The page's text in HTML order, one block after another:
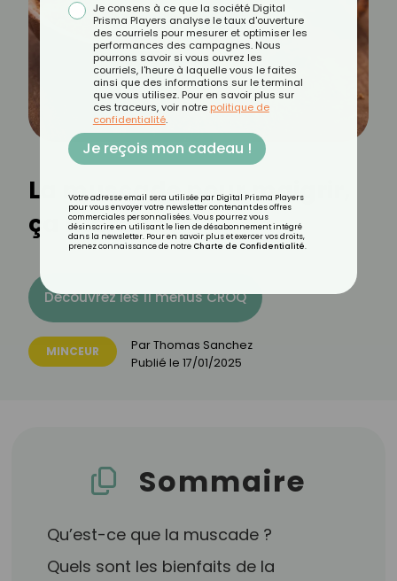
La muscade pour maigrir,
ça marche ?
Découvrez les 11 menus CROQ
MINCEUR ParThomas Sanchez
Publié le 17/01/2025
Sommaire
Qu’est-ce que la muscade ?
Quels sont les bienfaits de la
Je consens à ce que la société Digital
Prisma Players analyse le taux d'ouverture
des courriels pour mesurer et optimiser les
performances des campagnes. Nous
pourrons savoir si vous ouvrez les
courriels, l'heure à laquelle vous le faites
ainsi que des informations sur le terminal
que vous utilisez. Pour en savoir plus sur
ces traceurs, voir notre politique de
confidentialité.
Je reçois mon cadeau !
Votre adresse email sera utilisée par Digital Prisma Players
pour vous envoyer votre newsletter contenant des offres
commerciales personnalisées. Vous pourrez vous
désinscrire en utilisant le lien de désabonnement intégré
dans la newsletter. Pour en savoir plus et exercer vos droits,
prenez connaissance de notre Charte de Confidentialité.